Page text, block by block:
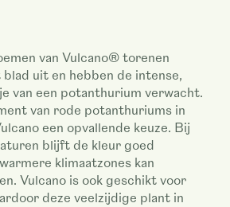
van Vulcano® torenen
uit en hebben de intense,
van een potanthurium verwacht.
van rode potanthuriums in
een opvallende keuze. Bij
blijft de kleur goed
klimaatzones kan
Vulcano is ook geschikt voor
deze veelzijdige plant in